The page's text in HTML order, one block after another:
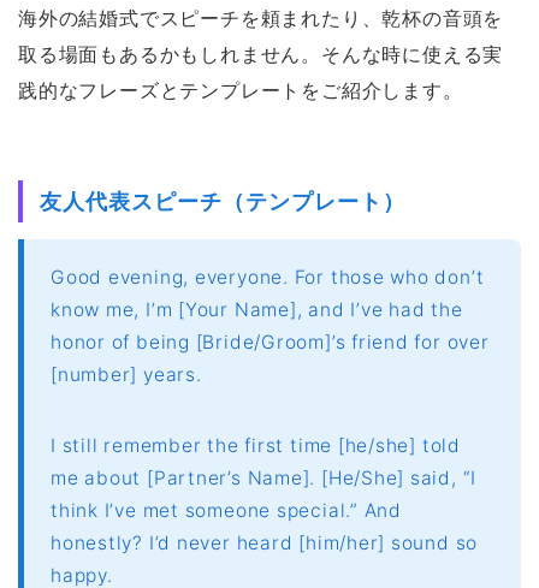
海外の結婚式でスピーチを頼まれたり、乾杯の音頭を
取る場面もあるかもしれません。そんな時に使える実
践的なフレーズとテンプレートをご紹介します。
友人代表スピーチ（テンプレート）
Good evening, everyone. For those who don’t
know me, I’m [Your Name], and I’ve had the
honor of being [Bride/Groom]’s friend for over
[number] years.
I still remember the first time [he/she] told
me about [Partner’s Name]. [He/She] said, “I
think I’ve met someone special.” And
honestly? I’d never heard [him/her] sound so
happy.